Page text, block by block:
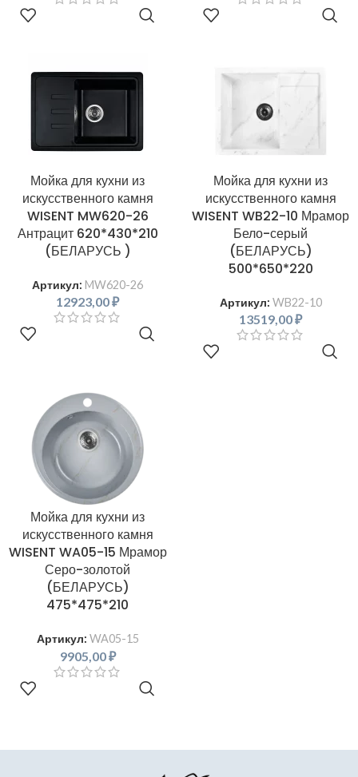
Мойка для кухни из
искусственного камня
WISENT MW620-26
Антрацит 620*430*210
(БЕЛАРУСЬ )
Артикул: MW620-26
12923,00₽
Мойка для кухни из
искусственного камня
WISENT WB22-10 Мрамор
Бело-серый
(БЕЛАРУСЬ)
500*650*220
Артикул: WB22-10
13519,00₽
Мойка для кухни из
искусственного камня
WISENT WA05-15 Мрамор
Серо-золотой
(БЕЛАРУСЬ)
475*475*210
Артикул: WA05-15
9905,00₽